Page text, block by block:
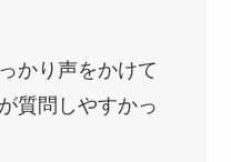
かり声をかけて
質問しやすかっ